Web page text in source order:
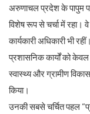
अरुणाचल प्रदेश के पापुम
विशेष रूप से चर्चा में रहा।
कार्यकारी अधिकारी भी
प्रशासनिक कार्यों को केवल
स्वास्थ्य और ग्रामीण
किया।
उनकी सबसे चर्चित पहल